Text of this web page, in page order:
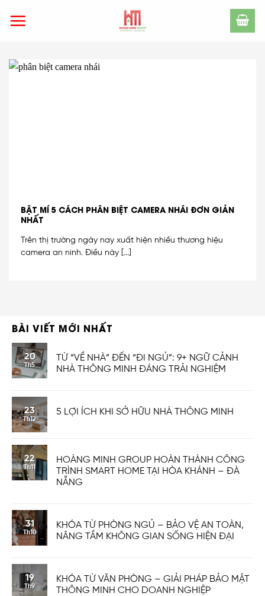
BẬT MÍ 5 CÁCH PHÂN BIỆT CAMERA NHÁI ĐƠN GIẢN
NHẤT
Trên thị trường ngày nay xuất hiện nhiều thương hiệu
camera an ninh. Điều này [...]
BÀI VIẾT MỚI NHẤT
20
Th5
TỪ “VỀ NHÀ” ĐẾN “ĐI NGỦ”: 9+ NGỮ CẢNH
NHÀ THÔNG MINH ĐÁNG TRẢI NGHIỆM
23
Th12
5 LỢI ÍCH KHI SỞ HỮU NHÀ THÔNG MINH
22
Th11
HOÀNG MINH GROUP HOÀN THÀNH CÔNG
TRÌNH SMART HOME TẠI HÒA KHÁNH – ĐÀ
NẴNG
31
Th10
KHÓA TỪ PHÒNG NGỦ – BẢO VỆ AN TOÀN,
NÂNG TẦM KHÔNG GIAN SỐNG HIỆN ĐẠI
19
Th9
KHÓA TỪ VĂN PHÒNG – GIẢI PHÁP BẢO MẬT
THÔNG MINH CHO DOANH NGHIỆP